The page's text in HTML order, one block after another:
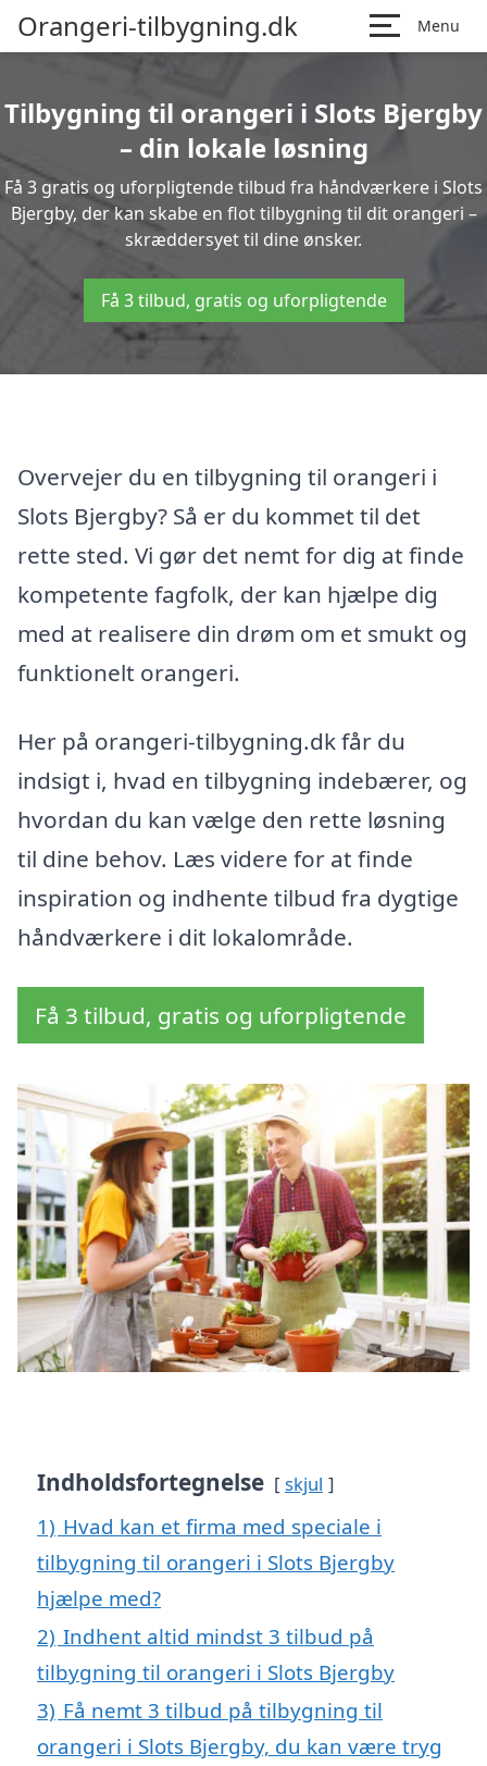
Orangeri-tilbygning.dk Menu
Tilbygning til orangeri i Slots Bjergby
– din lokale løsning
Få 3 gratis og uforpligtende tilbud fra håndværkere i Slots
Bjergby, der kan skabe en flot tilbygning til dit orangeri –
skræddersyet til dine ønsker.
Få 3 tilbud, gratis og uforpligtende
Overvejer du en tilbygning til orangeri i
Slots Bjergby? Så er du kommet til det
rette sted. Vi gør det nemt for dig at finde
kompetente fagfolk, der kan hjælpe dig
med at realisere din drøm om et smukt og
funktionelt orangeri.
Her på orangeri-tilbygning.dk får du
indsigt i, hvad en tilbygning indebærer, og
hvordan du kan vælge den rette løsning
til dine behov. Læs videre for at finde
inspiration og indhente tilbud fra dygtige
håndværkere i dit lokalområde.
Få 3 tilbud, gratis og uforpligtende
Indholdsfortegnelse skjul
1) Hvad kan et firma med speciale i
tilbygning til orangeri i Slots Bjergby
hjælpe med?
2) Indhent altid mindst 3 tilbud på
tilbygning til orangeri i Slots Bjergby
3) Få nemt 3 tilbud på tilbygning til
orangeri i Slots Bjergby, du kan være tryg